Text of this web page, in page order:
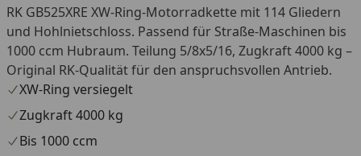
RK GB525XRE XW-Ring-Motorradkette mit 114 Gliedern
und Hohlnietschloss. Passend für Straße-Maschinen bis
1000 ccm Hubraum. Teilung 5/8x5/16, Zugkraft 4000 kg –
Original RK-Qualität für den anspruchsvollen Antrieb.
XW-Ring versiegelt
Zugkraft 4000 kg
Bis 1000 ccm